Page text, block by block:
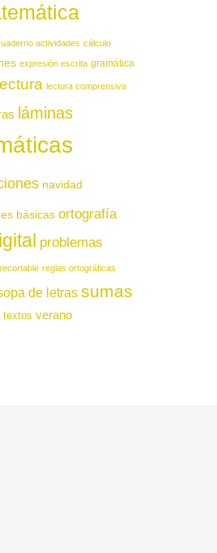
actividades cálculo
expresión escrita gramática
lectura lectura comprensiva
láminas
navidad
básicas ortografía
problemas
recortable reglas ortográficas
de letras sumas
textos verano